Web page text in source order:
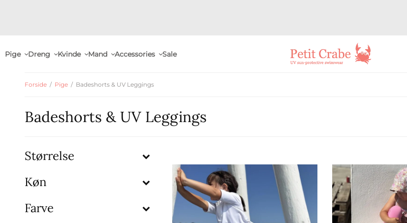
Pige Dreng Kvinde Mand Accessories Sale
Forside / Pige / Badeshorts & UV Leggings
Badeshorts & UV Leggings
Størrelse
Køn
Farve